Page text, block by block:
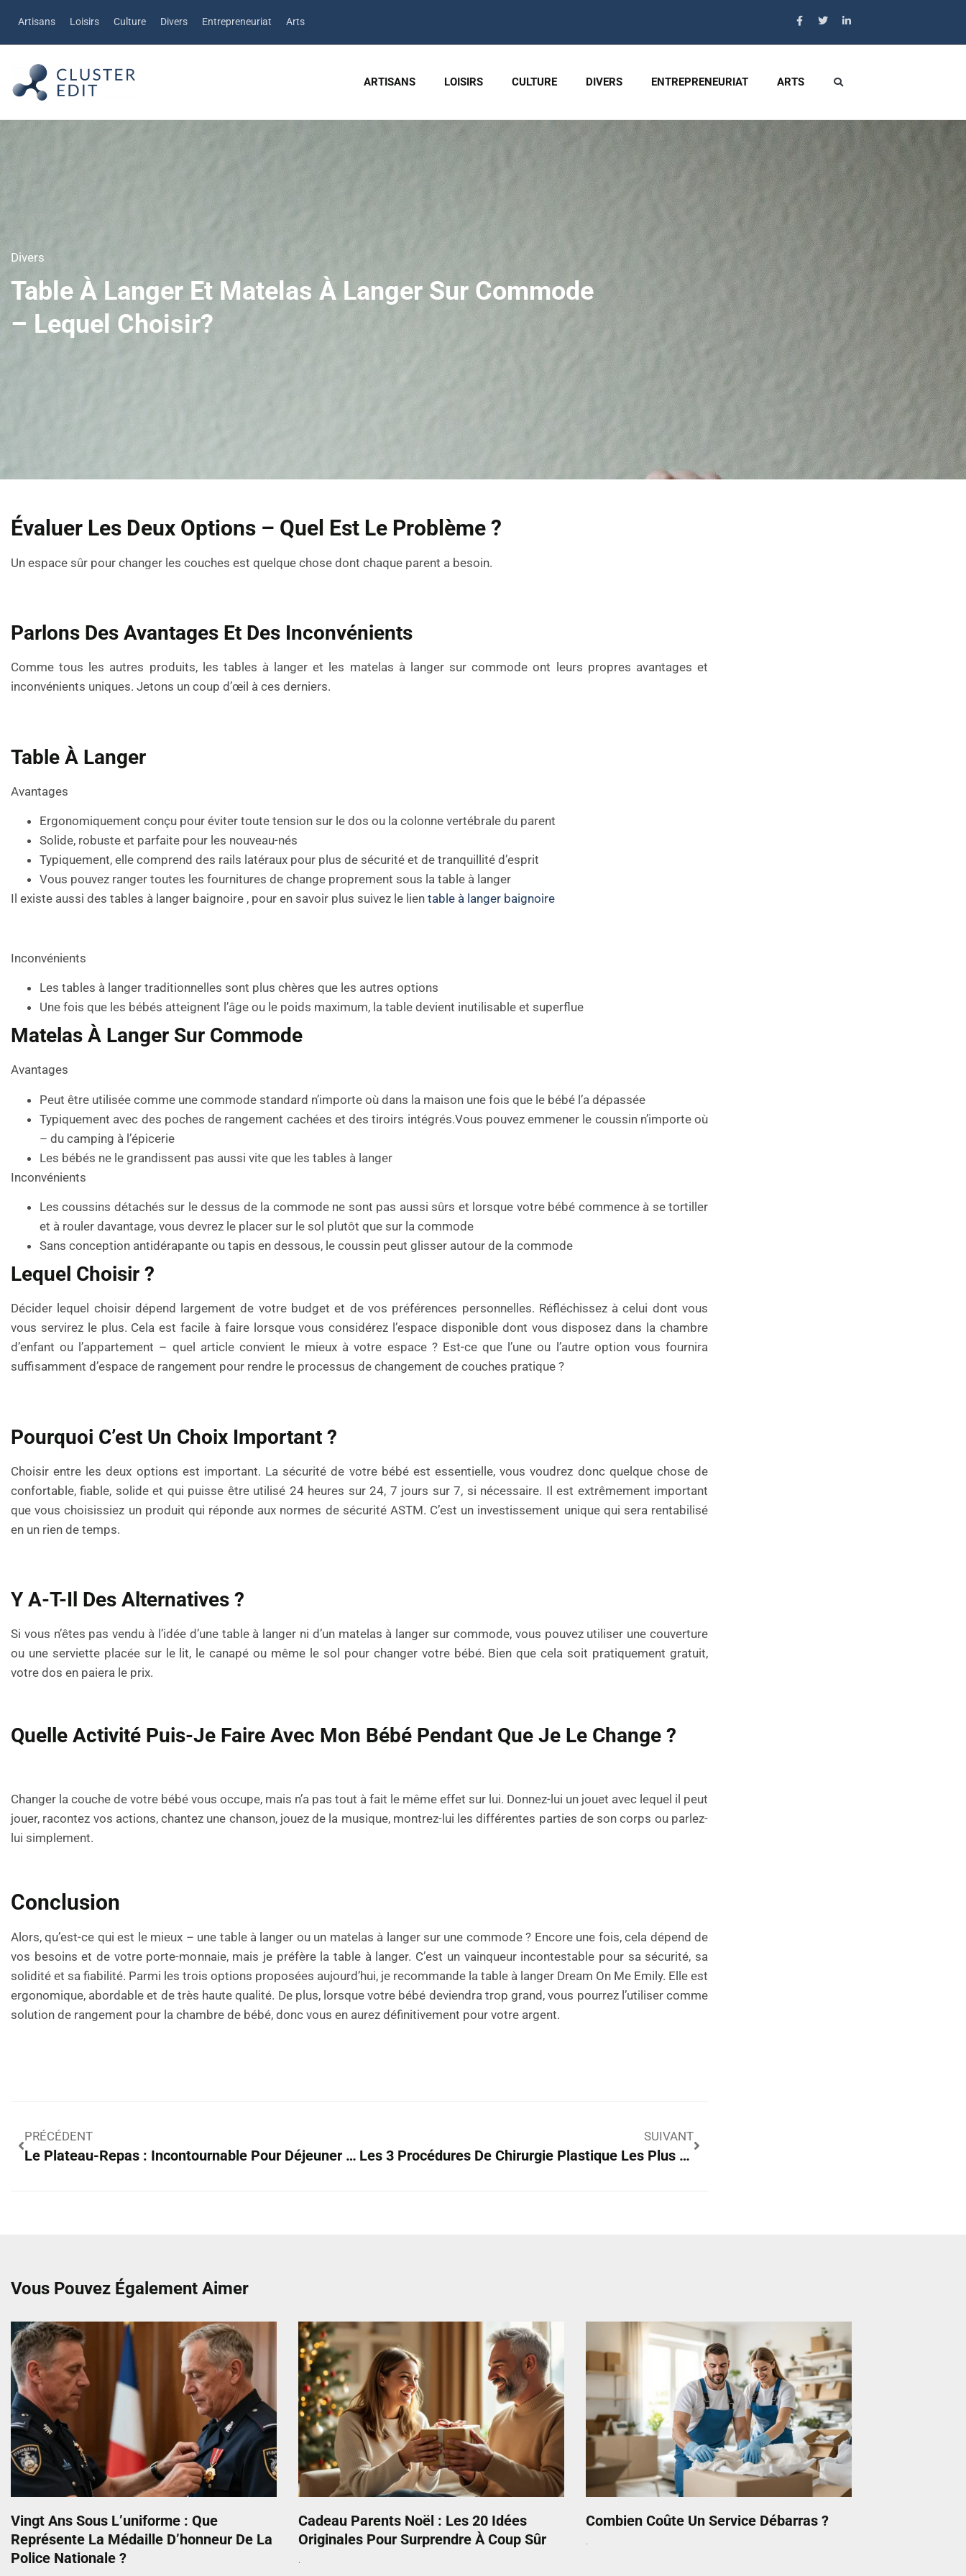
Artisans Loisirs Culture Divers Entrepreneuriat Arts
ARTISANS LOISIRS CULTURE DIVERS ENTREPRENEURIAT ARTS
Divers
Table À Langer Et Matelas À Langer Sur Commode
– Lequel Choisir?
Évaluer Les Deux Options – Quel Est Le Problème ?
Un espace sûr pour changer les couches est quelque chose dont chaque parent a besoin.
Parlons Des Avantages Et Des Inconvénients
Comme tous les autres produits, les tables à langer et les matelas à langer sur commode ont leurs propres avantages et
inconvénients uniques. Jetons un coup d’œil à ces derniers.
Table À Langer
Avantages
Ergonomiquement conçu pour éviter toute tension sur le dos ou la colonne vertébrale du parent
Solide, robuste et parfaite pour les nouveau-nés
Typiquement, elle comprend des rails latéraux pour plus de sécurité et de tranquillité d’esprit
Vous pouvez ranger toutes les fournitures de change proprement sous la table à langer
Il existe aussi des tables à langer baignoire , pour en savoir plus suivez le lien table à langer baignoire
Inconvénients
Les tables à langer traditionnelles sont plus chères que les autres options
Une fois que les bébés atteignent l’âge ou le poids maximum, la table devient inutilisable et superflue
Matelas À Langer Sur Commode
Avantages
Peut être utilisée comme une commode standard n’importe où dans la maison une fois que le bébé l’a dépassée
Typiquement avec des poches de rangement cachées et des tiroirs intégrés.Vous pouvez emmener le coussin n’importe où
– du camping à l’épicerie
Les bébés ne le grandissent pas aussi vite que les tables à langer
Inconvénients
Les coussins détachés sur le dessus de la commode ne sont pas aussi sûrs et lorsque votre bébé commence à se tortiller
et à rouler davantage, vous devrez le placer sur le sol plutôt que sur la commode
Sans conception antidérapante ou tapis en dessous, le coussin peut glisser autour de la commode
Lequel Choisir ?
Décider lequel choisir dépend largement de votre budget et de vos préférences personnelles. Réfléchissez à celui dont vous
vous servirez le plus. Cela est facile à faire lorsque vous considérez l’espace disponible dont vous disposez dans la chambre
d’enfant ou l’appartement – quel article convient le mieux à votre espace ? Est-ce que l’une ou l’autre option vous fournira
suffisamment d’espace de rangement pour rendre le processus de changement de couches pratique ?
Pourquoi C’est Un Choix Important ?
Choisir entre les deux options est important. La sécurité de votre bébé est essentielle, vous voudrez donc quelque chose de
confortable, fiable, solide et qui puisse être utilisé 24 heures sur 24, 7 jours sur 7, si nécessaire. Il est extrêmement important
que vous choisissiez un produit qui réponde aux normes de sécurité ASTM. C’est un investissement unique qui sera rentabilisé
en un rien de temps.
Y A-T-Il Des Alternatives ?
Si vous n’êtes pas vendu à l’idée d’une table à langer ni d’un matelas à langer sur commode, vous pouvez utiliser une couverture
ou une serviette placée sur le lit, le canapé ou même le sol pour changer votre bébé. Bien que cela soit pratiquement gratuit,
votre dos en paiera le prix.
Quelle Activité Puis-Je Faire Avec Mon Bébé Pendant Que Je Le Change ?
Changer la couche de votre bébé vous occupe, mais n’a pas tout à fait le même effet sur lui. Donnez-lui un jouet avec lequel il peut
jouer, racontez vos actions, chantez une chanson, jouez de la musique, montrez-lui les différentes parties de son corps ou parlez-
lui simplement.
Conclusion
Alors, qu’est-ce qui est le mieux – une table à langer ou un matelas à langer sur une commode ? Encore une fois, cela dépend de
vos besoins et de votre porte-monnaie, mais je préfère la table à langer. C’est un vainqueur incontestable pour sa sécurité, sa
solidité et sa fiabilité. Parmi les trois options proposées aujourd’hui, je recommande la table à langer Dream On Me Emily. Elle est
ergonomique, abordable et de très haute qualité. De plus, lorsque votre bébé deviendra trop grand, vous pourrez l’utiliser comme
solution de rangement pour la chambre de bébé, donc vous en aurez définitivement pour votre argent.
PRÉCÉDENT
Le Plateau-Repas : Incontournable Pour Déjeuner Sainement Et En Toute Sérénité
SUIVANT
Les 3 Procédures De Chirurgie Plastique Les Plus Populaires
Vous Pouvez Également Aimer
Vingt Ans Sous L’uniforme : Que
Représente La Médaille D’honneur De La
Police Nationale ?
Cadeau Parents Noël : Les 20 Idées
Originales Pour Surprendre À Coup Sûr
Combien Coûte Un Service Débarras ?